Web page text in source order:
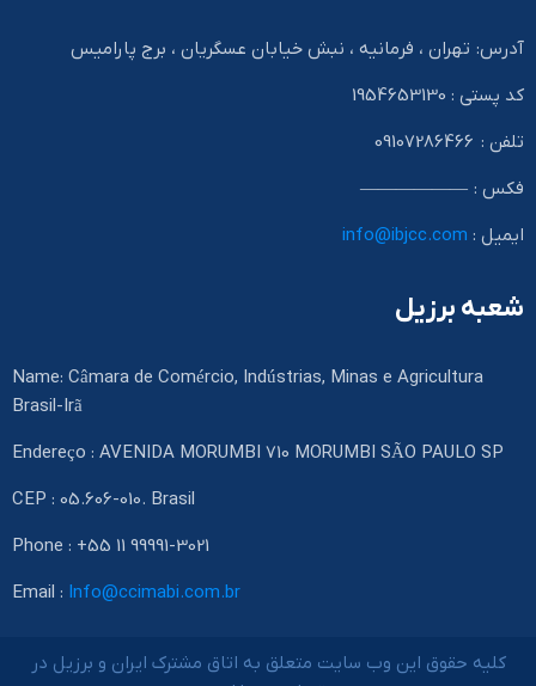
آدرس: تهران ، فرمانیه ، نبش خیابان عسگریان ، برج پارامیس
کد پستی : 1954653130
تلفن : 09107286466
فکس : ——————
ایمیل : info@ibjcc.com
شعبه برزیل
Name: Câmara de Comércio, Indústrias, Minas e Agricultura
Brasil-Irã
Endereço : AVENIDA MORUMBI 710 MORUMBI SÃO PAULO SP
CEP : 05.606-010. Brasil
Phone : +55 11 99991-3021
Email : Info@ccimabi.com.br
کلیه حقوق این وب سایت متعلق به اتاق مشترک ایران و برزیل در